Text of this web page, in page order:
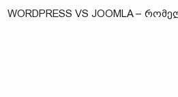
WORDPRESS VS JOOMLA –